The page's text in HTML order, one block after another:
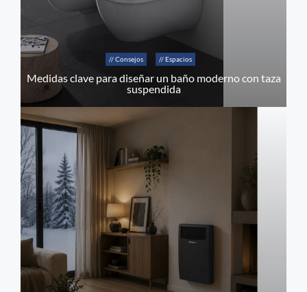
// Consejos // Espacios
Medidas clave para diseñar un baño moderno con taza
suspendida